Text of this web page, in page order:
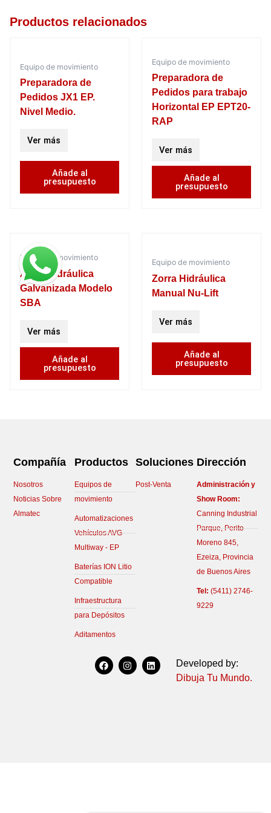
Productos relacionados
Equipo de movimiento
Preparadora de
Pedidos JX1 EP.
Nivel Medio.
Ver más
Añade al
presupuesto
Equipo de movimiento
Preparadora de
Pedidos para trabajo
Horizontal EP EPT20-
RAP
Ver más
Añade al
presupuesto
Equipo de movimiento
Zorra Hidráulica
Galvanizada Modelo
SBA
Ver más
Añade al
presupuesto
Equipo de movimiento
Zorra Hidráulica
Manual Nu-Lift
Ver más
Añade al
presupuesto
Compañía
Nosotros
Noticias Sobre
Almatec
Productos
Equipos de
movimiento
Automatizaciones
Vehículos AVG
Multiway - EP
Baterías ION Litio
Compatible
Infraestructura
para Depósitos
Aditamentos
Soluciones
Post-Venta
Dirección
Administración y
Show Room:
Canning Industrial
Parque, Perito
Moreno 845,
Ezeiza, Provincia
de Buenos Aires
Tel: (5411) 2746-
9229
F
a
c
I
n
s
L
i
n
Developed by:
Dibuja Tu Mundo.